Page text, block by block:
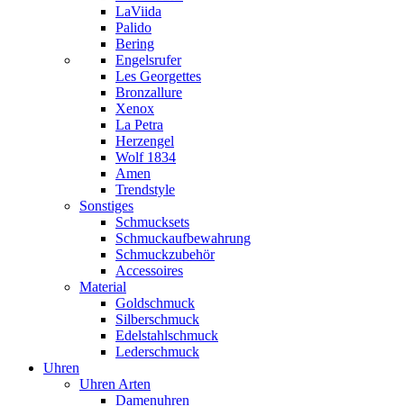
LaViida
Palido
Bering
Engelsrufer
Les Georgettes
Bronzallure
Xenox
La Petra
Herzengel
Wolf 1834
Amen
Trendstyle
Sonstiges
Schmucksets
Schmuckaufbewahrung
Schmuckzubehör
Accessoires
Material
Goldschmuck
Silberschmuck
Edelstahlschmuck
Lederschmuck
Uhren
Uhren Arten
Damenuhren